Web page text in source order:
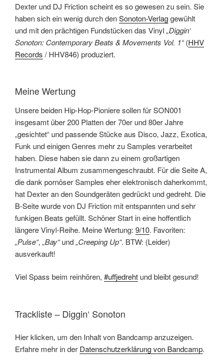
Dexter und DJ Friction scheint es so gewesen zu sein. Sie
haben sich ein wenig durch denSonoton-Verlaggewühlt
und mit den prächtigen Fundstücken das Vinyl„Diggin‘
Sonoton: Contemporary Beats & Movements Vol. 1“(HHV
Records / HHV846) produziert.
Meine Wertung
Unsere beiden Hip-Hop-Pioniere sollen für SON001
insgesamt über 200 Platten der 70er und 80er Jahre
„gesichtet“ und passende Stücke aus Disco, Jazz, Exotica,
Funk und einigen Genres mehr zu Samples verarbeitet
haben. Diese haben sie dann zu einem großartigen
Instrumental Album zusammengeschraubt. Für die Seite A,
die dank pornöser Samples eher elektronisch daherkommt,
hat Dexter an den Soundgeräten gedrückt und gedreht. Die
B-Seite wurde von DJ Friction mit entspannten und sehr
funkigen Beats gefüllt. Schöner Start in eine hoffentlich
längere Vinyl-Reihe. Meine Wertung: 9/10. Favoriten:
„Pulse“, „Bay“und„Creeping Up“. BTW: (Leider)
ausverkauft!
Viel Spass beim reinhören, #uffjedreht und bleibt gesund!
Trackliste – Diggin‘ Sonoton
Inhalt
von
Bandcamp
anzeigen
Hier klicken, um den Inhalt von Bandcamp anzuzeigen.
Erfahre mehr in der Datenschutzerklärung von Bandcamp.